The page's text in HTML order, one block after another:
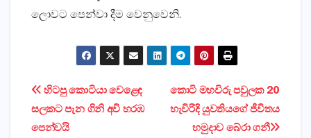
ලොවට පෙන්වා දීම වෙනුවෙනි.
Post
navigation
කොටි මහවිරු පවුලක 20
හැවිරිදි යුවතියගේ ජීවිතය
හමුදාව බේරා ගනී
හිටපු කොටියා වෙළෙඳ
සලකට පැන ගිනි අවි හරඹ
පෙන්වයි